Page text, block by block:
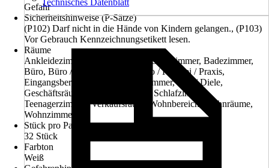
Gefahr
Sicherheitshinweise (P-Sätze)
(P102) Darf nicht in die Hände von Kindern gelangen., (P103)
Vor Gebrauch Kennzeichnungsetikett lesen.
Räume
Ankleidezimmer, Arbeitszimmer, Babyzimmer, Badezimmer,
Büro, Büro / Geschäftsraum, Büro / Kanzlei / Praxis,
Eingangsbereich, Empfang, Esszimmer, Flur / Diele,
Geschäftsräume, Konferenzraum, Schlafzimmer,
Teenagerzimmer, Verkaufsraum, Wohnbereich, Wohnräume,
Wohnzimmer
Stück pro Palette
32 Stück
Farbton
Weiß
Technisches Datenblatt